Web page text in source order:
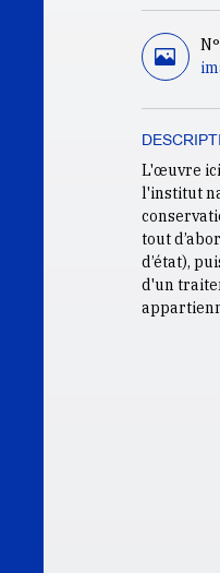
L'œuvre
l'institut
tout
d’état),
d'un